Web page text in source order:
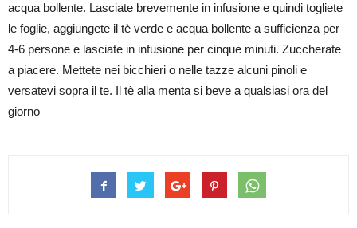
acqua bollente. Lasciate brevemente in infusione e quindi togliete
le foglie, aggiungete il tè verde e acqua bollente a sufficienza per
4-6 persone e lasciate in infusione per cinque minuti. Zuccherate
a piacere. Mettete nei bicchieri o nelle tazze alcuni pinoli e
versatevi sopra il te. Il tè alla menta si beve a qualsiasi ora del
giorno